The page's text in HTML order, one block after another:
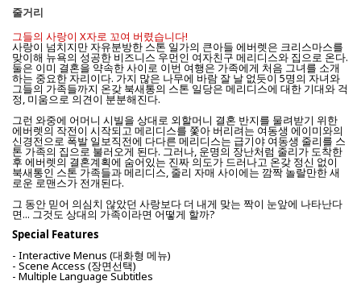
줄거리
그들의 사랑이 X자로 꼬여 버렸습니다!
사랑이 넘치지만 자유분방한 스톤 일가의 큰아들 에버렛은 크리스마스를
맞이해 뉴욕의 성공한 비즈니스 우먼인 여자친구 메리디스와 집으로 온다.
둘은 이미 결혼을 약속한 사이로 이번 여행은 가족에게 처음 그녀를 소개
하는 중요한 자리이다. 가지 많은 나무에 바람 잘 날 없듯이 5명의 자녀와
그들의 가족들까지 온갖 북새통의 스톤 일당은 메리디스에 대한 기대와 걱
정, 미움으로 의견이 분분해진다.
그런 와중에 어머니 시빌을 상대로 외할머니 결혼 반지를 물려받기 위한
에버렛의 작전이 시작되고 메리디스를 쫓아 버리려는 여동생 에이미와의
신경전으로 폭발 일보직전에 다다른 메리디스는 급기야 여동생 줄리를 스
톤 가족의 집으로 불러오게 된다. 그러나, 운명의 장난처럼 줄리가 도착한
후 에버렛의 결혼계획에 숨어있는 진짜 의도가 드러나고 온갖 정신 없이
북새통인 스톤 가족들과 메리디스, 줄리 자매 사이에는 깜짝 놀랄만한 새
로운 로맨스가 전개된다.
그 동안 믿어 의심치 않았던 사랑보다 더 내게 맞는 짝이 눈앞에 나타난다
면... 그것도 상대의 가족이라면 어떻게 할까?
Special Features
- Interactive Menus (대화형 메뉴)
- Scene Access (장면선택)
- Multiple Language Subtitles